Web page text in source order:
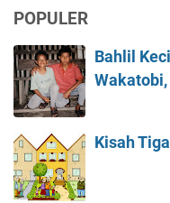
POPULER
Bahlil
Kisah